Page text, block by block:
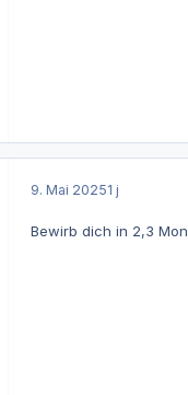
9. Mai 20251 j
Bewirb dich in 2,3